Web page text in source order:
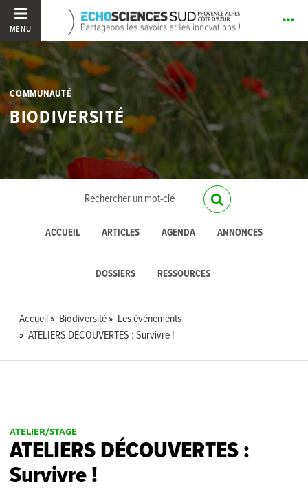
MENU
COMMUNAUTÉ
BIODIVERSITÉ
ACCUEIL ARTICLES AGENDA ANNONCES
DOSSIERS RESSOURCES
Accueil Biodiversité
Les événements
ATELIERS DÉCOUVERTES : Survivre !
ATELIER/STAGE
ATELIERS DÉCOUVERTES :
Survivre !